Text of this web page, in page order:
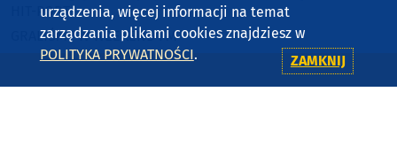
HIT-PORT
GRALIŚMY W WEEKEND FM
CZĘSTOTLIWOŚCI
urządzenia, więcej informacji na temat
zarządzania plikami cookies znajdziesz w
POLITYKA PRYWATNOŚCI. ZAMKNIJ